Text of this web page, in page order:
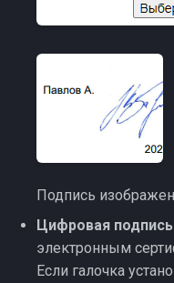
Подпись
Цифровая подпись
электронным
Если галочка